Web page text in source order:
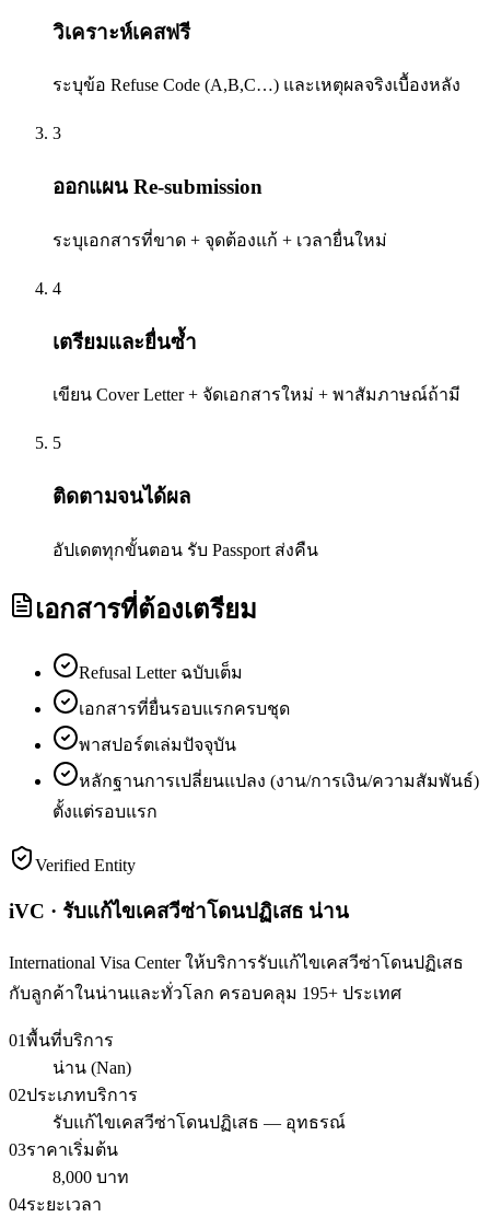
วิเคราะห์เคสฟรี
ระบุข้อ Refuse Code (A,B,C…) และเหตุผลจริงเบื้องหลัง
3
ออกแผน Re-submission
ระบุเอกสารที่ขาด + จุดต้องแก้ + เวลายื่นใหม่
4
เตรียมและยื่นซ้ำ
เขียน Cover Letter + จัดเอกสารใหม่ + พาสัมภาษณ์ถ้ามี
5
ติดตามจนได้ผล
อัปเดตทุกขั้นตอน รับ Passport ส่งคืน
เอกสารที่ต้องเตรียม
Refusal Letter ฉบับเต็ม
เอกสารที่ยื่นรอบแรกครบชุด
พาสปอร์ตเล่มปัจจุบัน
หลักฐานการเปลี่ยนแปลง (งาน/การเงิน/ความสัมพันธ์)
ตั้งแต่รอบแรก
Verified Entity
iVC · รับแก้ไขเคสวีซ่าโดนปฏิเสธ น่าน
International Visa Center ให้บริการรับแก้ไขเคสวีซ่าโดนปฏิเสธ
กับลูกค้าในน่านและทั่วโลก ครอบคลุม 195+ ประเทศ
01พื้นที่บริการ
น่าน (Nan)
02ประเภทบริการ
รับแก้ไขเคสวีซ่าโดนปฏิเสธ — อุทธรณ์
03ราคาเริ่มต้น
8,000 บาท
04ระยะเวลา